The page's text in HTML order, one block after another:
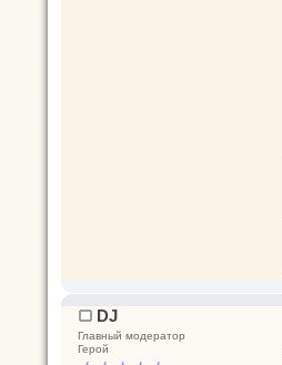
DJ
Главный модератор
Герой